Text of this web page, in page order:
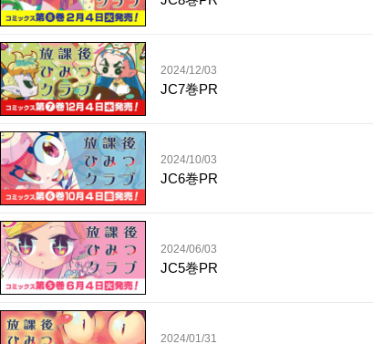
2024/12/03
JC7巻PR
2024/10/03
JC6巻PR
2024/06/03
JC5巻PR
2024/01/31